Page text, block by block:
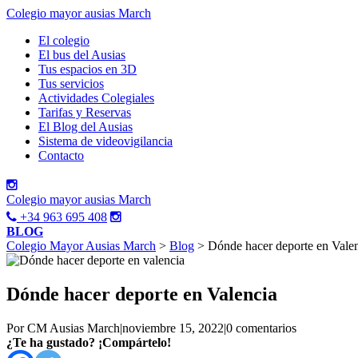
Colegio mayor ausias March
El colegio
El bus del Ausias
Tus espacios en 3D
Tus servicios
Actividades Colegiales
Tarifas y Reservas
El Blog del Ausias
Sistema de videovigilancia
Contacto
Colegio mayor ausias March
+34 963 695 408
BLOG
Colegio Mayor Ausias March > Blog > Dónde hacer deporte en
Dónde hacer deporte en Valencia
Por CM Ausias March|noviembre 15, 2022|0 comentarios
¿Te ha gustado? ¡Compártelo!